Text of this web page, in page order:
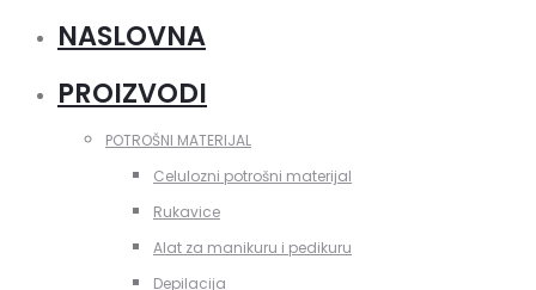
NASLOVNA
PROIZVODI
POTROŠNI MATERIJAL
Celulozni potrošni materijal
Rukavice
Alat za manikuru i pedikuru
Depilacija